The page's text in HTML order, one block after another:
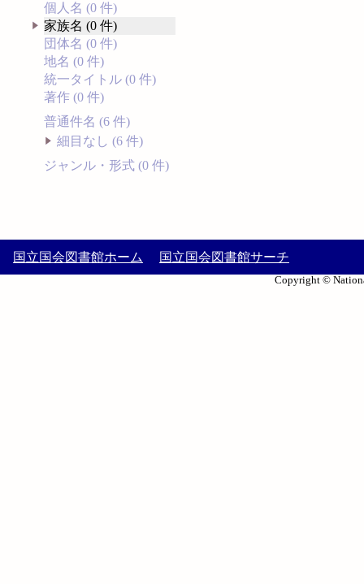
個人名 (0 件)
家族名 (0 件)
団体名 (0 件)
地名 (0 件)
統一タイトル (0 件)
著作 (0 件)
普通件名 (6 件)
細目なし (6 件)
ジャンル・形式 (0 件)
国立国会図書館ホーム 国立国会図書館サーチ
Copyright ©